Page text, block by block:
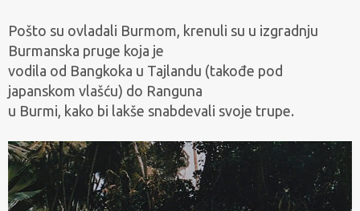
Pošto su ovladali Burmom, krenuli su u izgradnju
Burmanska pruge koja je
vodila od Bangkoka u Tajlandu (takođe pod
japanskom vlašću) do Ranguna
u Burmi, kako bi lakše snabdevali svoje trupe.